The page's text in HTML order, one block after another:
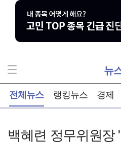
뉴
전체뉴스 랭킹뉴스 경제
백혜련 정무위원장